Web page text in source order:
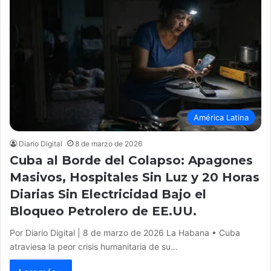
América Latina
Diario Digital 8 de marzo de 2026
Cuba al Borde del Colapso: Apagones
Masivos, Hospitales Sin Luz y 20 Horas
Diarias Sin Electricidad Bajo el
Bloqueo Petrolero de EE.UU.
Por Diario Digital | 8 de marzo de 2026 La Habana • Cuba
atraviesa la peor crisis humanitaria de su…